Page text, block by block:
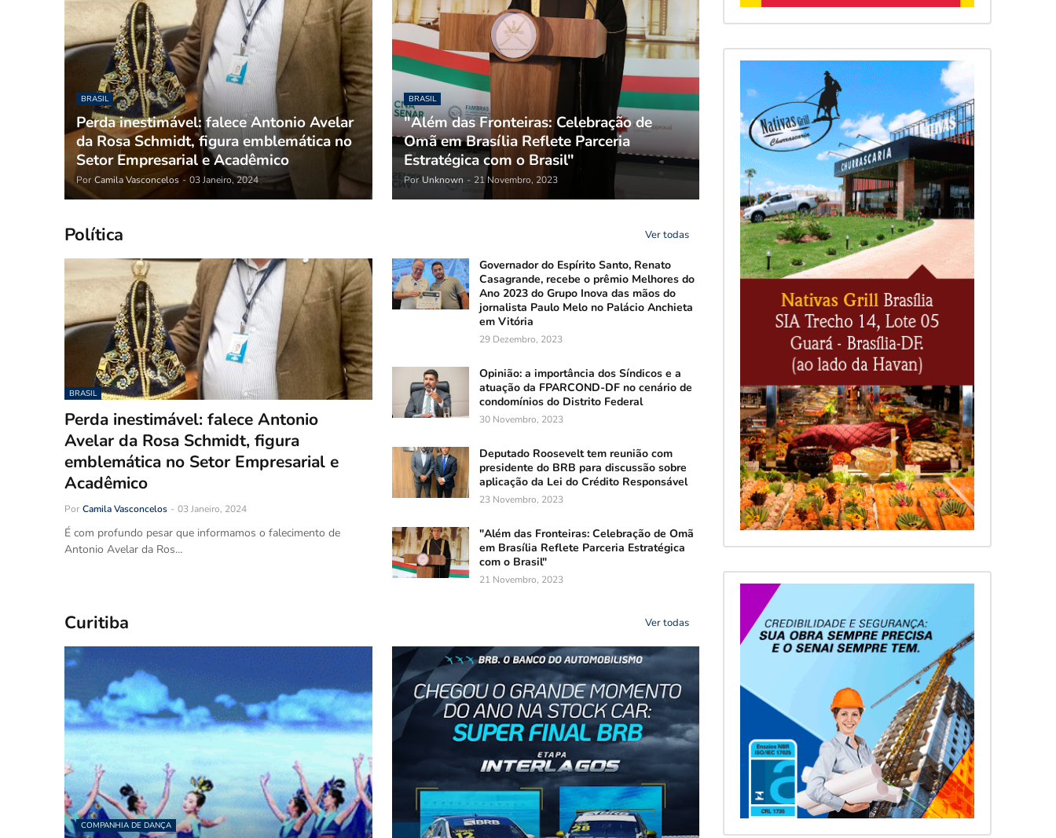
BRASIL
Perda inestimável: falece Antonio Avelar
da Rosa Schmidt, figura emblemática no
Setor Empresarial e Acadêmico
Por Camila Vasconcelos - 03 Janeiro, 2024
BRASIL
"Além das Fronteiras: Celebração de
Omã em Brasília Reflete Parceria
Estratégica com o Brasil"
Por Unknown - 21 Novembro, 2023
Política Ver todas
BRASIL
Perda inestimável: falece Antonio
Avelar da Rosa Schmidt, figura
emblemática no Setor Empresarial e
Acadêmico
Por Camila Vasconcelos - 03 Janeiro, 2024
É com profundo pesar que informamos o falecimento de
Antonio Avelar da Ros…
Governador do Espírito Santo, Renato
Casagrande, recebe o prêmio Melhores do
Ano 2023 do Grupo Inova das mãos do
jornalista Paulo Melo no Palácio Anchieta
em Vitória
29 Dezembro, 2023
Opinião: a importância dos Síndicos e a
atuação da FPARCOND-DF no cenário de
condomínios do Distrito Federal
30 Novembro, 2023
Deputado Roosevelt tem reunião com
presidente do BRB para discussão sobre
aplicação da Lei do Crédito Responsável
23 Novembro, 2023
"Além das Fronteiras: Celebração de Omã
em Brasília Reflete Parceria Estratégica
com o Brasil"
21 Novembro, 2023
Curitiba Ver todas
COMPANHIA DE DANÇA